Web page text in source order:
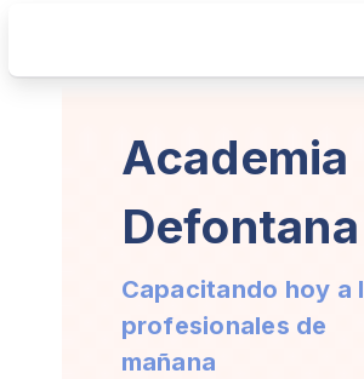
Academia
Defontana
Capacitando hoy a
profesionales de
mañana